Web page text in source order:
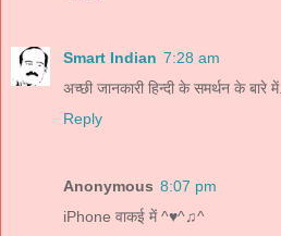
Smart Indian 7:28 am
अच्छी जानकारी हिन्दी के समर्थन के बारे में.
Reply
Anonymous 8:07 pm
iPhone वाकई में ^♥^♫^